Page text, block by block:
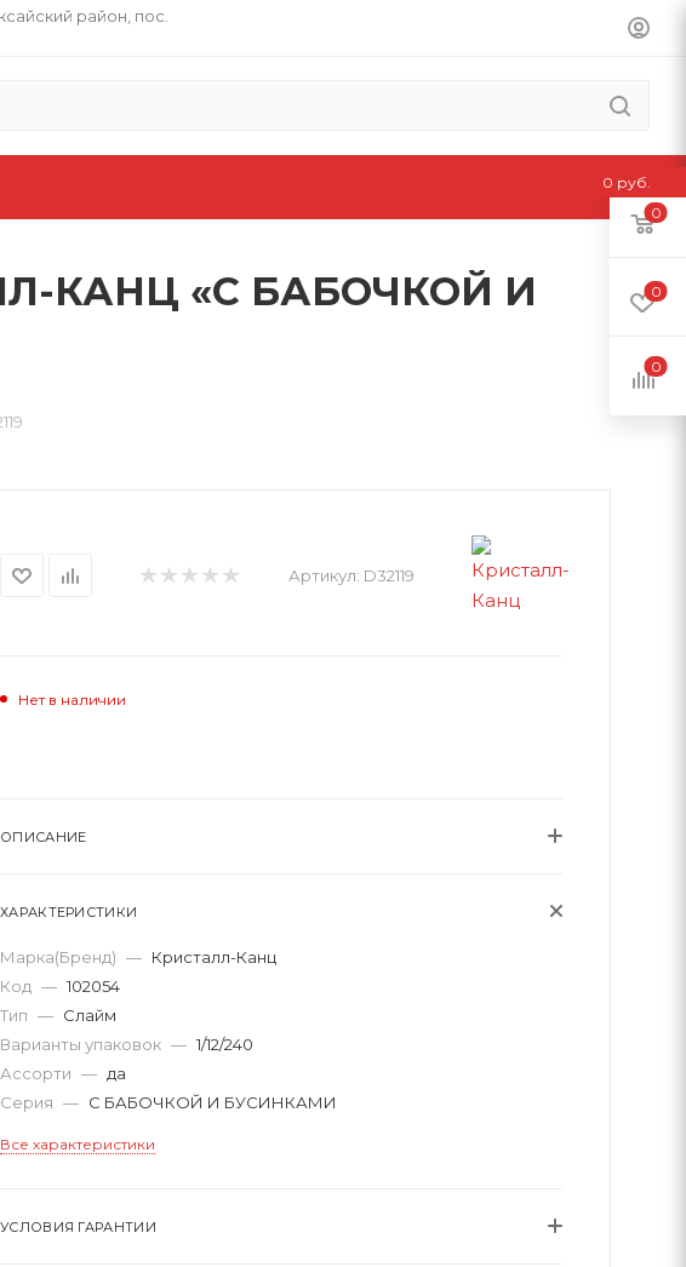
район, пос.
КАНЦ «С БАБОЧКОЙ И
Артикул: D32119
Нет в наличии
ОПИСАНИЕ
ХАРАКТЕРИСТИКИ
Марка(Бренд) — Кристалл-Канц
Код — 102054
Тип — Слайм
Варианты упаковок — 1/12/240
Ассорти — да
Серия — С БАБОЧКОЙ И БУСИНКАМИ
Все характеристики
УСЛОВИЯ ГАРАНТИИ
0
0
0
0 руб.